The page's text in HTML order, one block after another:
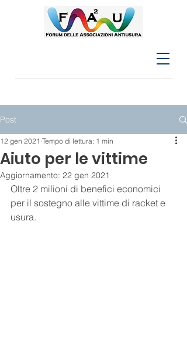
Post
Aiuto per le vittime
12 gen 2021 Tempo di lettura: 1 min
Aggiornamento: 22 gen 2021
Oltre 2 milioni di benefici economici
per il sostegno alle vittime di racket e
usura.